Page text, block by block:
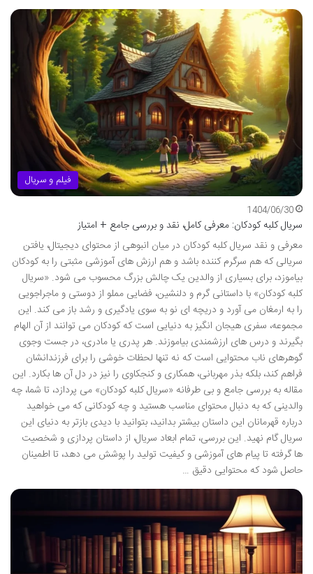
فیلم و سریال
1404/06/30
سریال کلبه کودکان: معرفی کامل، نقد و بررسی جامع + امتیاز
معرفی و نقد سریال کلبه کودکان در میان انبوهی از محتوای دیجیتال، یافتن
سریالی که هم سرگرم کننده باشد و هم ارزش های آموزشی مثبتی را به کودکان
بیاموزد، برای بسیاری از والدین یک چالش بزرگ محسوب می شود. «سریال
کلبه کودکان» با داستانی گرم و دلنشین، فضایی مملو از دوستی و ماجراجویی
را به ارمغان می آورد و دریچه ای نو به سوی یادگیری و رشد باز می کند. این
مجموعه، سفری هیجان انگیز به دنیایی است که کودکان می توانند از آن الهام
بگیرند و درس های ارزشمندی بیاموزند. هر پدری یا مادری، در جست وجوی
گوهرهای ناب محتوایی است که نه تنها لحظات خوشی را برای فرزندانشان
فراهم کند، بلکه بذر مهربانی، همکاری و کنجکاوی را نیز در دل آن ها بکارد. این
مقاله به بررسی جامع و بی طرفانه «سریال کلبه کودکان» می پردازد، تا شما، چه
والدینی که به دنبال محتوای مناسب هستید و چه کودکانی که می خواهید
درباره قهرمانان این داستان بیشتر بدانید، بتوانید با دیدی بازتر به دنیای این
سریال گام نهید. این بررسی، تمام ابعاد سریال، از داستان پردازی و شخصیت
ها گرفته تا پیام های آموزشی و کیفیت تولید را پوشش می دهد، تا اطمینان
حاصل شود که محتوایی دقیق …